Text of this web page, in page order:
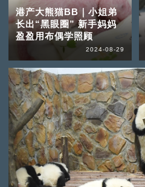
港产大熊猫BB｜小姐弟
长出“黑眼圈” 新手妈妈
盈盈用布偶学照顾
2024-08-29